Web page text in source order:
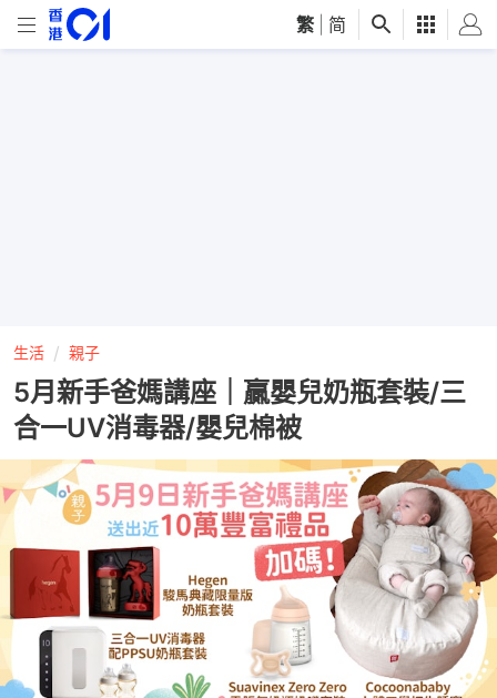
繁 简
生活 親子
5月新手爸媽講座｜贏嬰兒奶瓶套裝/三
合一UV消毒器/嬰兒棉被